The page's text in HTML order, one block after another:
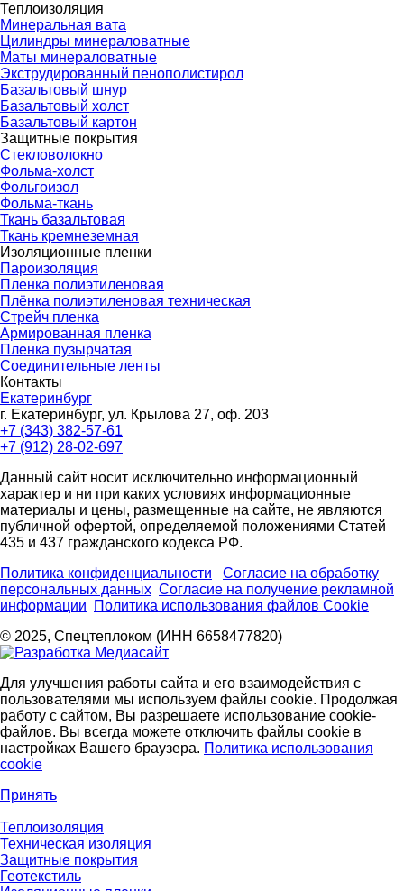
Теплоизоляция
Минеральная вата
Цилиндры минераловатные
Маты минераловатные
Экструдированный пенополистирол
Базальтовый шнур
Базальтовый холст
Базальтовый картон
Защитные покрытия
Стекловолокно
Фольма-холст
Фольгоизол
Фольма-ткань
Ткань базальтовая
Ткань кремнеземная
Изоляционные пленки
Пароизоляция
Пленка полиэтиленовая
Плёнка полиэтиленовая техническая
Стрейч пленка
Армированная пленка
Пленка пузырчатая
Соединительные ленты
Контакты
Екатеринбург
г. Екатеринбург, ул. Крылова 27, оф. 203
+7 (343) 382-57-61
+7 (912) 28-02-697
Данный сайт носит исключительно информационный
характер и ни при каких условиях информационные
материалы и цены, размещенные на сайте, не являются
публичной офертой, определяемой положениями Статей
435 и 437 гражданского кодекса РФ.
Политика конфиденциальности
Согласие на обработку
персональных данных Согласие на получение рекламной
информации
Политика использования файлов Cookie
© 2025, Спецтеплоком (ИНН 6658477820)
Для улучшения работы сайта и его взаимодействия с
пользователями мы используем файлы cookie. Продолжая
работу с сайтом, Вы разрешаете использование cookie-
файлов. Вы всегда можете отключить файлы cookie в
настройках Вашего браузера. Политика использования
cookie
Принять
Теплоизоляция
Техническая изоляция
Защитные покрытия
Геотекстиль